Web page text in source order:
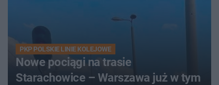
PKP POLSKIE LINIE KOLEJOWE
Nowe pociągi na trasie
Starachowice – Warszawa już w tym